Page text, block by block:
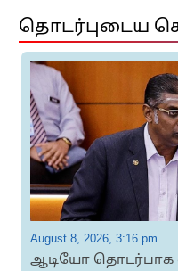
தொடர்புடைய
August 8, 2026, 3:16 pm
ஆடியோ தொடர்பாக